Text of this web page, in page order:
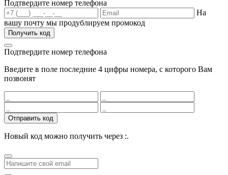
Подтвердите номер телефона
На
вашу почту мы продублируем промокод
Получить код
Подтвердите номер телефона
Введите в поле последние 4 цифры номера, с которого Вам
позвонят
Отправить код
Новый код можно получить через :.